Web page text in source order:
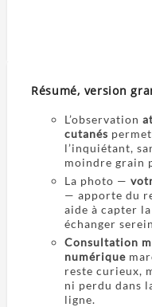
Résumé, version
L’observation
cutanés
l’inquiétant,
moindre grain
La photo —
— apporte du
aide à capter
échanger
Consultation
numérique
reste curieux,
ni perdu dans
ligne.